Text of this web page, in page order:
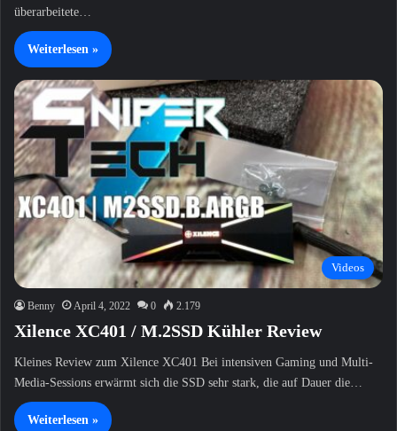
überarbeitete…
Weiterlesen »
Videos
Benny April 4, 2022 0 2.179
Xilence XC401 / M.2SSD Kühler Review
Kleines Review zum Xilence XC401 Bei intensiven Gaming und Multi-
Media-Sessions erwärmt sich die SSD sehr stark, die auf Dauer die…
Weiterlesen »